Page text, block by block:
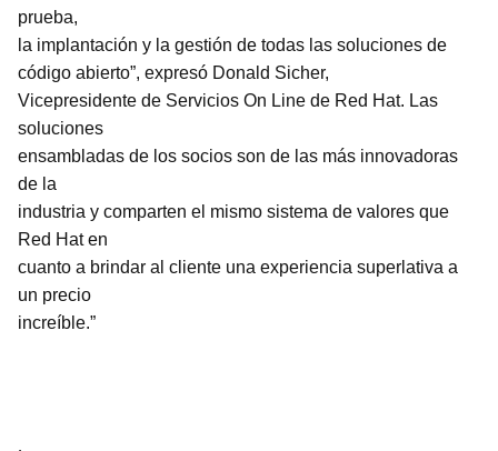
prueba,
la implantación y la gestión de todas las soluciones de
código abierto”, expresó Donald Sicher,
Vicepresidente de Servicios On Line de Red Hat. Las
soluciones
ensambladas de los socios son de las más innovadoras
de la
industria y comparten el mismo sistema de valores que
Red Hat en
cuanto a brindar al cliente una experiencia superlativa a
un precio
increíble.”